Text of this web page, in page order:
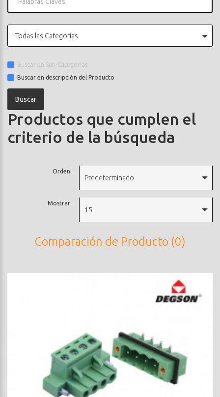
Todas las Categorías
Buscar en Sub-Categorías
Buscar en descripción del Producto
Productos que cumplen el
criterio de la búsqueda
Orden:
Predeterminado
Mostrar:
15
Comparación de Producto (0)